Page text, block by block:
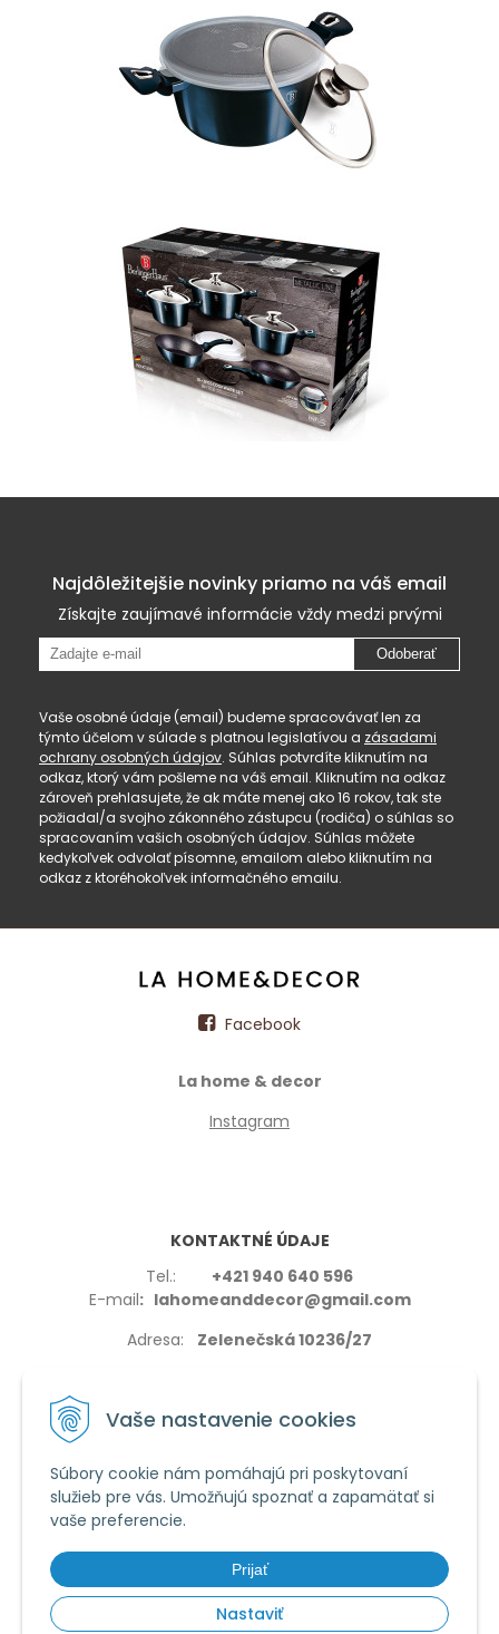
Vaše nastavenie cookies
Súbory cookie nám pomáhajú pri poskytovaní
služieb pre vás. Umožňujú spoznať a zapamätať si
vaše preferencie.
Prijať
Nastaviť
Najdôležitejšie novinky priamo na váš email
Získajte zaujímavé informácie vždy medzi prvými
Odoberať
Vaše osobné údaje (email) budeme spracovávať len za
týmto účelom v súlade s platnou legislatívou a zásadami
ochrany osobných údajov. Súhlas potvrdíte kliknutím na
odkaz, ktorý vám pošleme na váš email. Kliknutím na odkaz
zároveň prehlasujete, že ak máte menej ako 16 rokov, tak ste
požiadal/a svojho zákonného zástupcu (rodiča) o súhlas so
spracovaním vašich osobných údajov. Súhlas môžete
kedykoľvek odvolať písomne, emailom alebo kliknutím na
odkaz z ktoréhokoľvek informačného emailu.
Facebook
La home & decor
Instagram
KONTAKTNÉ ÚDAJE
Tel.: +421 940 640 596
E-mail: lahomeanddecor@gmail.com
Adresa: Zelenečská 10236/27
VŠETKO O NÁKUPE
Používanie cookies
Obchodné podmienky